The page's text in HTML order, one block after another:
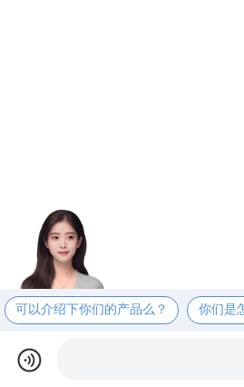
可以介绍下你们的产品么？ 你们是